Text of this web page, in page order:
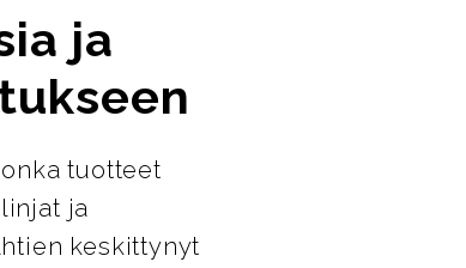
ja
tuotteet
ja
keskittynyt